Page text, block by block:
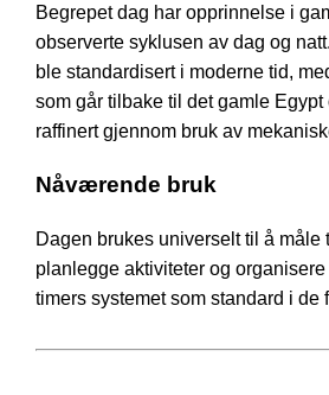
Begrepet dag har opprinnelse i
observerte syklusen av dag og
ble standardisert i moderne tid,
som går tilbake til det gamle
raffinert gjennom bruk av
Nåværende bruk
Dagen brukes universelt til å måle
planlegge aktiviteter og
timers systemet som standard i de